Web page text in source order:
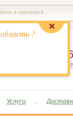
?
в каталоге
649-
Заказать обратный
Услуги